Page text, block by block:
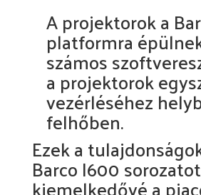
A projektorok a
platformra
számos
a projektorok
vezérléséhez
felhőben.
Ezek a
Barco I600 sorozatot